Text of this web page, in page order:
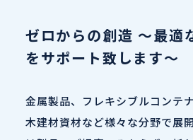
ゼロからの創造 ～最適
をサポート致します～
金属製品、フレキシブルコンテ
木建材資材など様々な分野で展